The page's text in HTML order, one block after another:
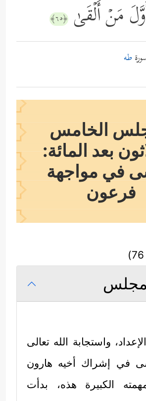
مَنۡ أَلۡقَىٰ ﴿٦٥﴾
طه
الخامس
بعد المائة:
في مواجهة
فرعون
واستجابة الله تعالى
في إشراك أخيه هارون
الكبيرة هذه، بدأت